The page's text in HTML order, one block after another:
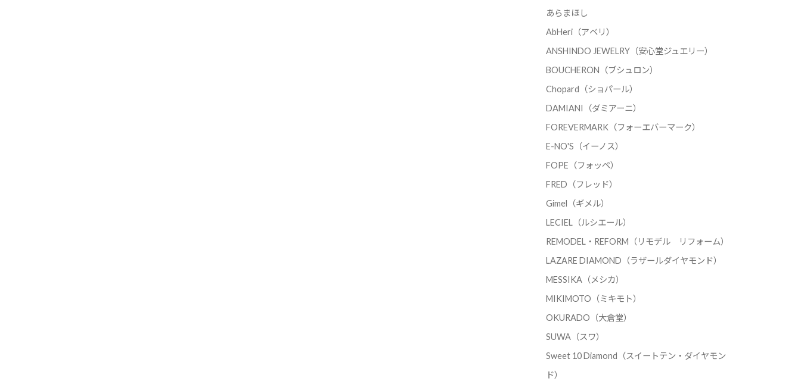
あらまほし
AbHeri（アベリ）
ANSHINDO JEWELRY（安心堂ジュエリー）
BOUCHERON（ブシュロン）
Chopard（ショパール）
DAMIANI（ダミアーニ）
FOREVERMARK（フォーエバーマーク）
E-NO'S（イーノス）
FOPE（フォッペ）
FRED（フレッド）
Gimel（ギメル）
LECIEL（ルシエール）
REMODEL・REFORM（リモデル リフォーム）
LAZARE DIAMOND（ラザールダイヤモンド）
MESSIKA（メシカ）
MIKIMOTO（ミキモト）
OKURADO（大倉堂）
SUWA（スワ）
Sweet 10 Diamond（スイートテン・ダイヤモン
ド）